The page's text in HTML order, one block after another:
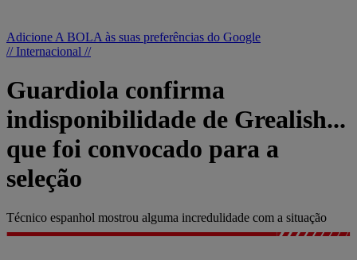
Adicione A BOLA às suas preferências do Google
// Internacional //
Guardiola confirma
indisponibilidade de Grealish...
que foi convocado para a
seleção
Técnico espanhol mostrou alguma incredulidade com a situação